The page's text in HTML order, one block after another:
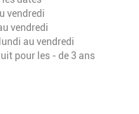
vendredi
vendredi
au vendredi
pour les - de 3 ans